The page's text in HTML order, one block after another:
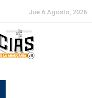
Jue 6 Agosto, 2026